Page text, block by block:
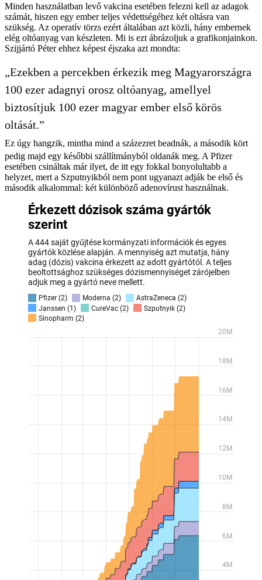
Minden használatban levő vakcina esetében felezni kell az adagok
számát, hiszen egy ember teljes védettségéhez két oltásra van
szükség. Az operatív törzs ezért általában azt közli, hány embernek
elég oltóanyag van készleten. Mi is ezt ábrázoljuk a grafikonjainkon.
Szijjártó Péter ehhez képest éjszaka azt mondta:
„Ezekben a percekben érkezik meg Magyarországra
100 ezer adagnyi orosz oltóanyag, amellyel
biztosítjuk 100 ezer magyar ember első körös
oltását.”
Ez úgy hangzik, mintha mind a százezret beadnák, a második kört
pedig majd egy későbbi szállítmányból oldanák meg. A Pfizer
esetében csináltak már ilyet, de itt egy fokkal bonyolultabb a
helyzet, mert a Szputnyikból nem pont ugyanazt adják be első és
második alkalommal: két különböző adenovírust használnak.